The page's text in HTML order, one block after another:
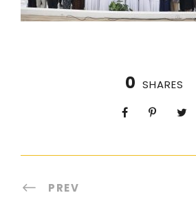
0 SHARES
PREV